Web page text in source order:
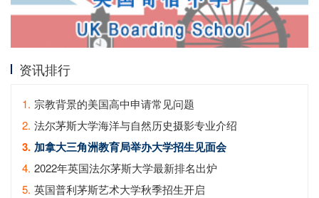
资讯排行
1. 宗教背景的美国高中申请常见问题
2. 法尔茅斯大学海洋与自然历史摄影专业介绍
3. 加拿大三角洲教育局举办大学招生见面会
4. 2022年英国法尔茅斯大学最新排名出炉
5. 英国普利茅斯艺术大学秋季招生开启